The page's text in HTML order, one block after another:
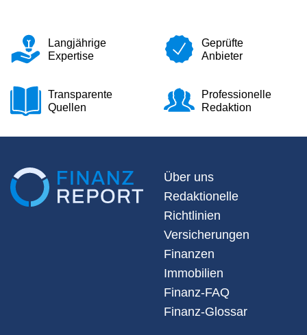
Langjährige
Expertise
Geprüfte
Anbieter
Transparente
Quellen
Professionelle
Redaktion
Über uns
Redaktionelle
Richtlinien
Versicherungen
Finanzen
Immobilien
Finanz-FAQ
Finanz-Glossar